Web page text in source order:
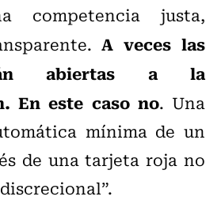
competencia justa,
A veces las
abiertas a la
En este caso no. Una
mínima de un
de una tarjeta roja no